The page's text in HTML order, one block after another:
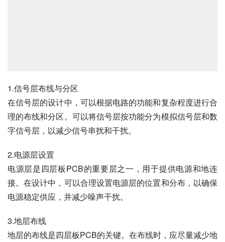
1.信号层布线与分区
在信号层的设计中，可以根据电路的功能和复杂程度进行合
理的布线和分区。可以将信号层按功能分为模拟信号层和数
字信号层，以减少信号串扰和干扰。
2.电源层设置
电源层是四层板PCB的重要层之一，用于提供电源和地连
接。在设计中，可以合理设置电源层的位置和分布，以确保
电源稳定供应，并减少噪声干扰。
3.地层布线
地层的布线是四层板PCB的关键。在布线时，应尽量减少地